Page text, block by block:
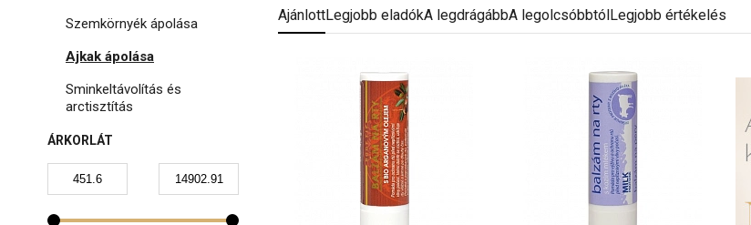
Szemkörnyék ápolása
Ajkak ápolása
Sminkeltávolítás és
arctisztítás
ÁRKORLÁT
AjánlottLegjobb eladókA legdrágábbA legolcsóbbtólLegjobb értékelés